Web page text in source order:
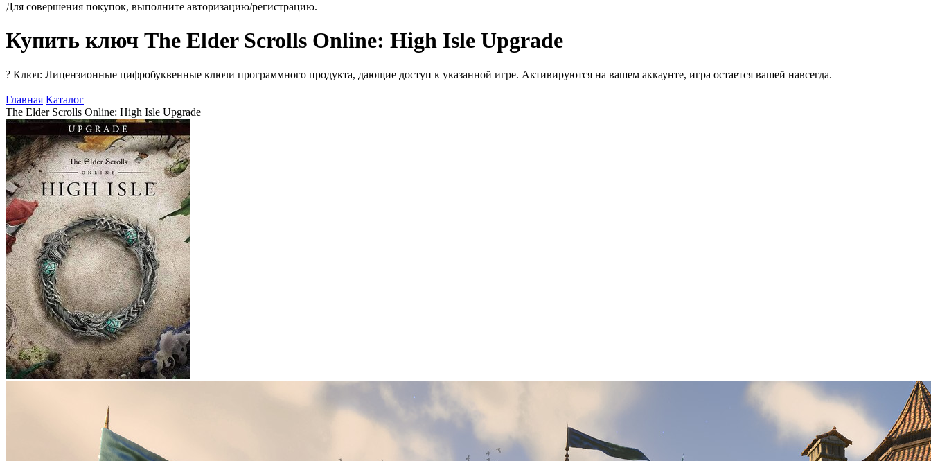
Для совершения покупок, выполните авторизацию/регистрацию.
Купить ключ The Elder Scrolls Online: High Isle Upgrade
? Ключ: Лицензионные цифробуквенные ключи программного продукта, дающие доступ к указанной игре. Активируются на вашем аккаунте, игра остается вашей навсегда.
Главная Каталог
The Elder Scrolls Online: High Isle Upgrade